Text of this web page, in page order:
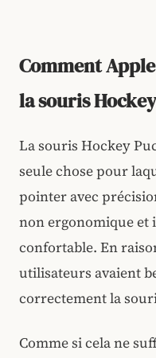
Comment
la souris
La souris Hockey
seule chose pour
pointer avec
non ergonomique et
confortable. En
utilisateurs avaient
correctement la
Comme si cela ne